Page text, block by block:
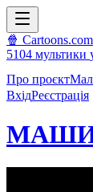
🍿
5104 мультики
Про проєкт
ВхідРеєстрація